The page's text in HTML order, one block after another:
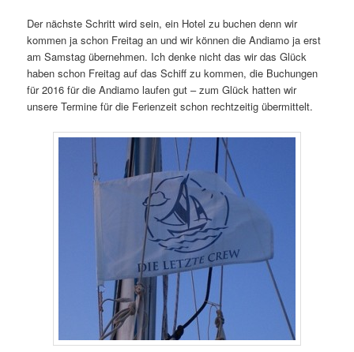
Der nächste Schritt wird sein, ein Hotel zu buchen denn wir
kommen ja schon Freitag an und wir können die Andiamo ja erst
am Samstag übernehmen. Ich denke nicht das wir das Glück
haben schon Freitag auf das Schiff zu kommen, die Buchungen
für 2016 für die Andiamo laufen gut – zum Glück hatten wir
unsere Termine für die Ferienzeit schon rechtzeitig übermittelt.